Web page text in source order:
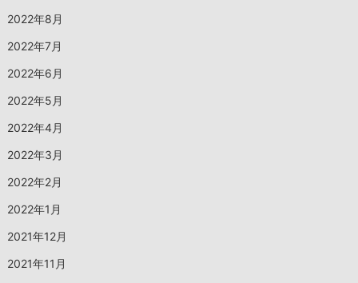
2022年8月
2022年7月
2022年6月
2022年5月
2022年4月
2022年3月
2022年2月
2022年1月
2021年12月
2021年11月